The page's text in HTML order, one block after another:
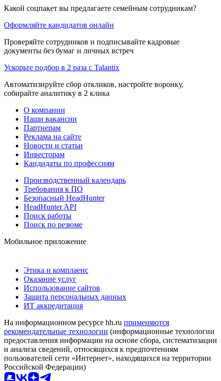
Какой соцпакет вы предлагаете семейным сотрудникам?
Оформляйте кандидатов онлайн
Проверяйте сотрудников и подписывайте кадровые
документы без бумаг и личных встреч
Ускорьте подбор в 2 раза с Talantix
Автоматизируйте сбор откликов, настройте воронку,
собирайте аналитику в 2 клика
О компании
Наши вакансии
Партнерам
Реклама на сайте
Новости и статьи
Инвесторам
Кандидаты по профессиям
Производственный календарь
Требования к ПО
Безопасный HeadHunter
HeadHunter API
Поиск работы
Поиск по резюме
Мобильное приложение
Этика и комплаенс
Оказание услуг
Использование сайтов
Защита персональных данных
ИТ аккредитация
На информационном ресурсе hh.ru применяются
рекомендательные технологии (информационные технологии
предоставления информации на основе сбора, систематизации
и анализа сведений, относящихся к предпочтениям
пользователей сети «Интернет», находящихся на территории
Российской Федерации)